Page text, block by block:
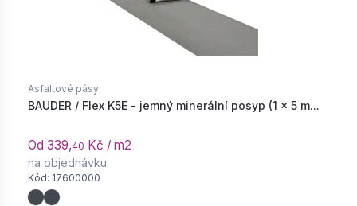
Asfaltové pásy
BAUDER / Flex K5E - jemný minerální posyp (1 × 5 m...
Od 339,40 Kč / m2
na objednávku
Kód: 17600000